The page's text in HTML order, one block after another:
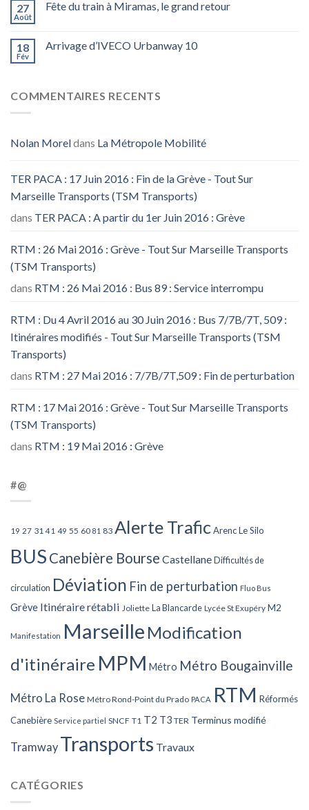
27
Août
Fête du train à Miramas, le grand retour
18
Fév
Arrivage d’IVECO Urbanway 10
COMMENTAIRES RECENTS
Nolan Moreldans La Métropole Mobilité
TER PACA : 17 Juin 2016 : Fin de la Grève - Tout Sur
Marseille Transports (TSM Transports)
dans TER PACA : A partir du 1er Juin 2016 : Grève
RTM : 26 Mai 2016 : Grève - Tout Sur Marseille Transports
(TSM Transports)
dans RTM : 26 Mai 2016 : Bus 89 : Service interrompu
RTM : Du 4 Avril 2016 au 30 Juin 2016 : Bus 7/7B/7T, 509 :
Itinéraires modifiés - Tout Sur Marseille Transports (TSM
Transports)
dans RTM : 27 Mai 2016 : 7/7B/7T,509 : Fin de perturbation
RTM : 17 Mai 2016 : Grève - Tout Sur Marseille Transports
(TSM Transports)
dans RTM : 19 Mai 2016 : Grève
#@
19 27 31 41 49 55 60 81 83 Alerte TraficArenc Le Silo
BUS Canebière Bourse Castellane Difficultés de
circulation Déviation Fin de perturbation Fluo Bus
Grève Itinéraire rétabli Joliette La Blancarde Lycée St Exupéry M2
Manifestation Marseille Modification
d'itinéraire MPM Métro Métro Bougainville
Métro La Rose Métro Rond-Point du Prado PACA RTM Réformés
Canebière Service partiel SNCF T1 T2 T3 TER Terminus modifié
Tramway Transports Travaux
CATÉGORIES